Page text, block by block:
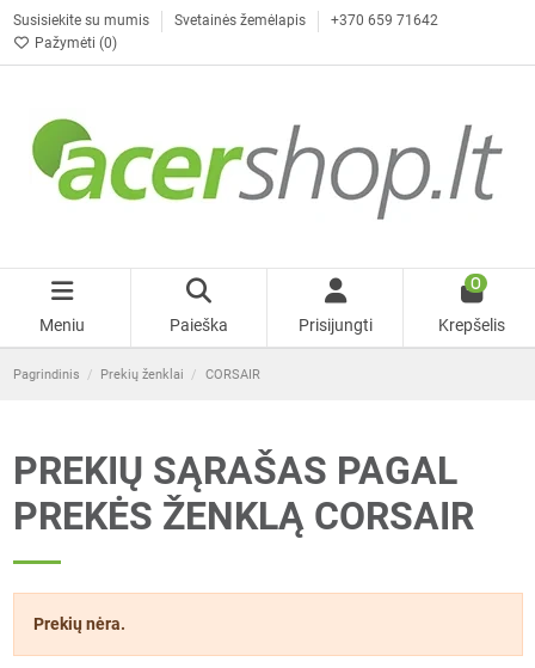
Susisiekite su mumis Svetainės žemėlapis
+370 659 71642
Pažymėti (0)
Meniu Paieška Prisijungti
0
Krepšelis
Pagrindinis Prekių ženklai CORSAIR
PREKIŲ SĄRAŠAS PAGAL
PREKĖS ŽENKLĄ CORSAIR
Prekių nėra.